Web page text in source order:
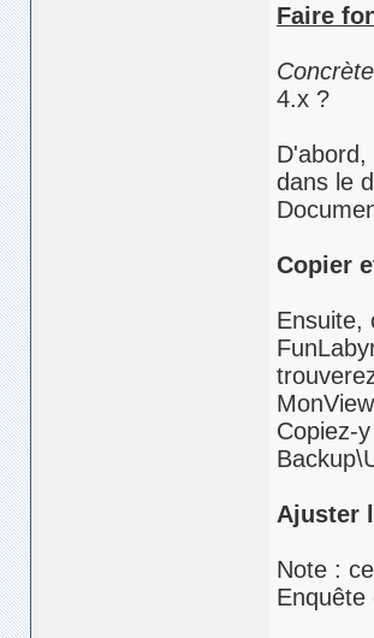
Faire
4.x ?
D'abord,
dans le
Copier
Ensuite,
Copiez-
Ajuster
Note :
Enquête